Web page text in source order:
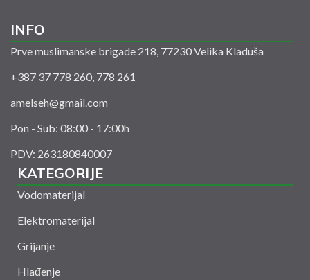
INFO
Prve muslimanske brigade 218, 77230 Velika Kladuša
+387 37 778 260, 778 261
amelseh@gmail.com
Pon - Sub: 08:00 - 17:00h
PDV: 263180840007
KATEGORIJE
Vodomaterijal
Elektromaterijal
Grijanje
Hlađenje